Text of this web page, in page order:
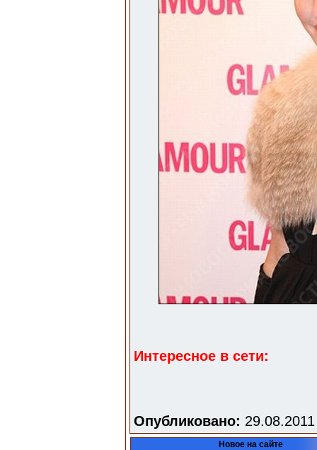
Интересное в сети:
Опубликовано:
Новое на сайте